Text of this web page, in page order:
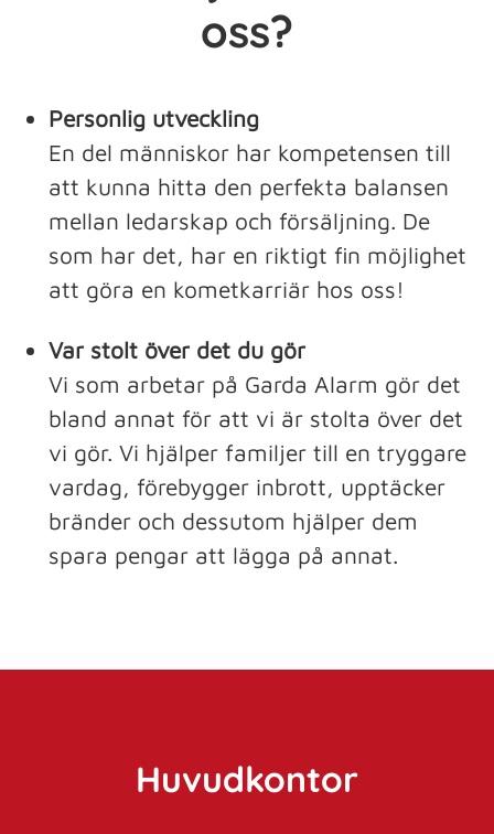
oss?
Personlig utveckling
En del människor har kompetensen till
att kunna hitta den perfekta balansen
mellan ledarskap och försäljning. De
som har det, har en riktigt fin möjlighet
att göra en kometkarriär hos oss!
Var stolt över det du gör
Vi som arbetar på Garda Alarm gör det
bland annat för att vi är stolta över det
vi gör. Vi hjälper familjer till en tryggare
vardag, förebygger inbrott, upptäcker
bränder och dessutom hjälper dem
spara pengar att lägga på annat.
Huvudkontor